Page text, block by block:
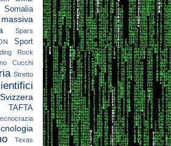
Somalia
Spars
Sport
Rock
Cucchi
Stretto
Svizzera
TAFTA
Texas